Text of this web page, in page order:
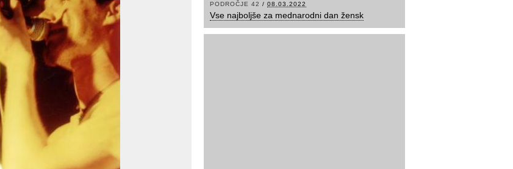
PODROČJE 42 / 08.03.2022
Vse najboljše za mednarodni dan žensk